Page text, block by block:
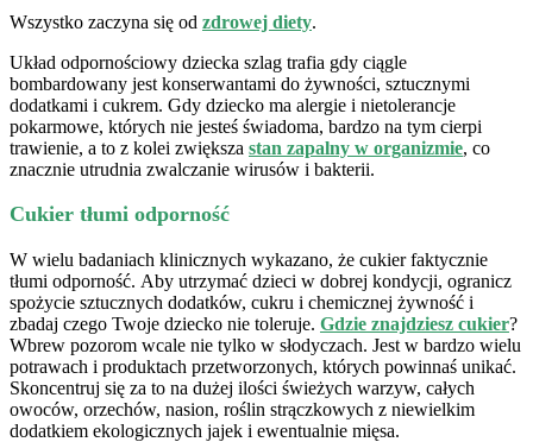
Wszystko zaczyna się od zdrowej diety.
Układ odpornościowy dziecka szlag trafia gdy ciągle
bombardowany jest konserwantami do żywności, sztucznymi
dodatkami i cukrem. Gdy dziecko ma alergie i nietolerancje
pokarmowe, których nie jesteś świadoma, bardzo na tym cierpi
trawienie, a to z kolei zwiększa stan zapalny w organizmie, co
znacznie utrudnia zwalczanie wirusów i bakterii.
Cukier tłumi odporność
W wielu badaniach klinicznych wykazano, że cukier faktycznie
tłumi odporność. Aby utrzymać dzieci w dobrej kondycji, ogranicz
spożycie sztucznych dodatków, cukru i chemicznej żywność i
zbadaj czego Twoje dziecko nie toleruje. Gdzie znajdziesz cukier?
Wbrew pozorom wcale nie tylko w słodyczach. Jest w bardzo wielu
potrawach i produktach przetworzonych, których powinnaś unikać.
Skoncentruj się za to na dużej ilości świeżych warzyw, całych
owoców, orzechów, nasion, roślin strączkowych z niewielkim
dodatkiem ekologicznych jajek i ewentualnie mięsa.